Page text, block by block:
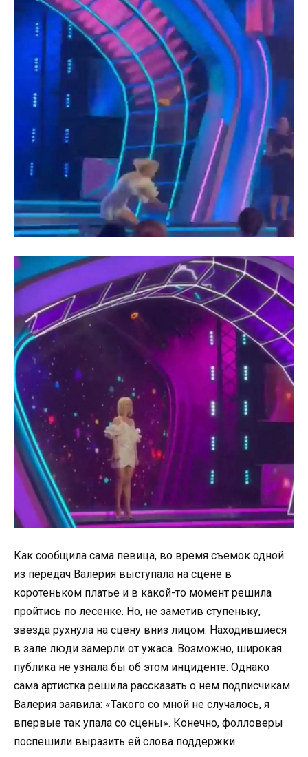
Как сообщила сама певица, во время съемок одной
из передач Валерия выступала на сцене в
коротеньком платье и в какой-то момент решила
пройтись по лесенке. Но, не заметив ступеньку,
звезда рухнула на сцену вниз лицом. Находившиеся
в зале люди замерли от ужаса. Возможно, широкая
публика не узнала бы об этом инциденте. Однако
сама артистка решила рассказать о нем подписчикам.
Валерия заявила: «Такого со мной не случалось, я
впервые так упала со сцены». Конечно, фолловеры
поспешили выразить ей слова поддержки.